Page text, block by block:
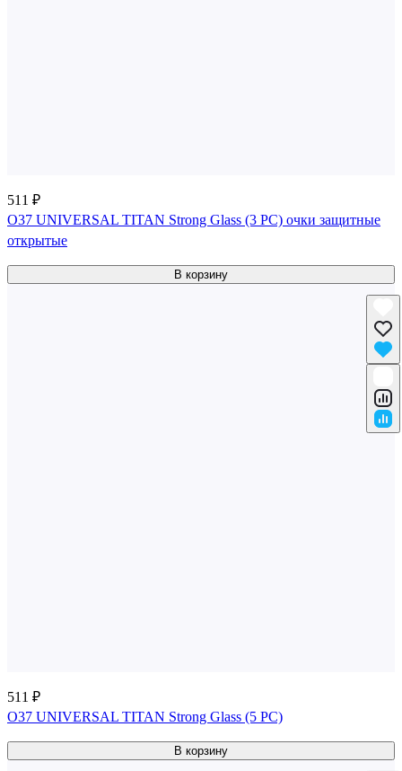
511 ₽
О37 UNIVERSAL TITAN Strong Glass (3 PC) очки защитные
открытые
В корзину
511 ₽
О37 UNIVERSAL TITAN Strong Glass (5 PC)
В корзину